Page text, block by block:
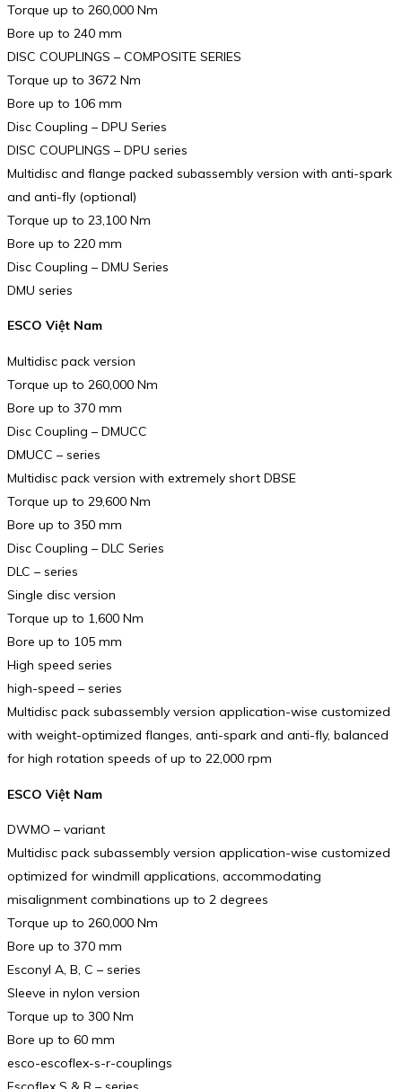
Torque up to 260,000 Nm
Bore up to 240 mm
DISC COUPLINGS – COMPOSITE SERIES
Torque up to 3672 Nm
Bore up to 106 mm
Disc Coupling – DPU Series
DISC COUPLINGS – DPU series
Multidisc and flange packed subassembly version with anti-spark
and anti-fly (optional)
Torque up to 23,100 Nm
Bore up to 220 mm
Disc Coupling – DMU Series
DMU series
ESCO Việt Nam
Multidisc pack version
Torque up to 260,000 Nm
Bore up to 370 mm
Disc Coupling – DMUCC
DMUCC – series
Multidisc pack version with extremely short DBSE
Torque up to 29,600 Nm
Bore up to 350 mm
Disc Coupling – DLC Series
DLC – series
Single disc version
Torque up to 1,600 Nm
Bore up to 105 mm
High speed series
high-speed – series
Multidisc pack subassembly version application-wise customized
with weight-optimized flanges, anti-spark and anti-fly, balanced
for high rotation speeds of up to 22,000 rpm
ESCO Việt Nam
DWMO – variant
Multidisc pack subassembly version application-wise customized
optimized for windmill applications, accommodating
misalignment combinations up to 2 degrees
Torque up to 260,000 Nm
Bore up to 370 mm
Esconyl A, B, C – series
Sleeve in nylon version
Torque up to 300 Nm
Bore up to 60 mm
esco-escoflex-s-r-couplings